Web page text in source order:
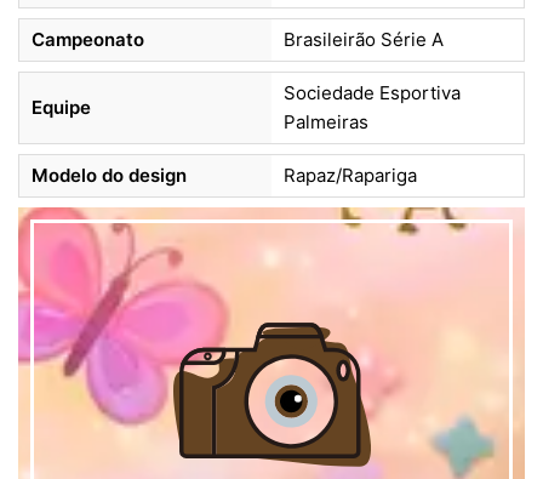
Campeonato Brasileirão Série A
Equipe
Sociedade Esportiva
Palmeiras
Modelo do design Rapaz/Rapariga